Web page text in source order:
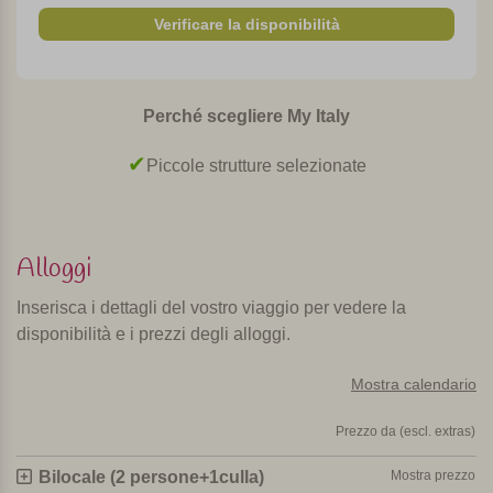
tenda per creare una grande sala luminosa di giorno. Gli
induzione e frigorifero. Quelli al piano terra hanno una
terrazza coperta e un pezzo di giardino separato dalle viti;
quelli al primo piano hanno un patio coperto / balcone. Tutti
Piscina panoramica riscaldata e parco
giochi
lettini da dove si ha una splendida vista sul lago e sulle
all'architettura, quella del vino è la seconda passione dei
Verificare la disponibilità
Perché scegliere My Italy
Piccole strutture selezionate
Alloggi
Inserisca i dettagli del vostro viaggio per vedere la
disponibilità e i prezzi degli alloggi.
Mostra calendario
Prezzo da (escl. extras)
Bilocale (2 persone+1culla) Mostra prezzo